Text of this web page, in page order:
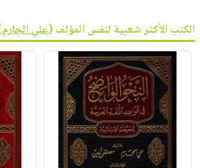
الكتب الأكثر شعبية لنفس المؤلف (علي الجارم